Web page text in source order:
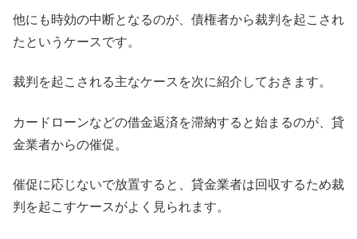
他にも時効の中断となるのが、債権者から裁判を起こされ
たというケースです。
裁判を起こされる主なケースを次に紹介しておきます。
カードローンなどの借金返済を滞納すると始まるのが、貸
金業者からの催促。
催促に応じないで放置すると、貸金業者は回収するため裁
判を起こすケースがよく見られます。